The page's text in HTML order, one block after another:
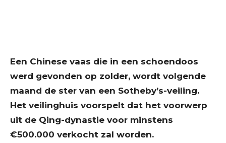
Een Chinese vaas die in een schoendoos
werd gevonden op zolder, wordt volgende
maand de ster van een Sotheby’s-veiling.
Het veilinghuis voorspelt dat het voorwerp
uit de Qing-dynastie voor minstens
€500.000 verkocht zal worden.